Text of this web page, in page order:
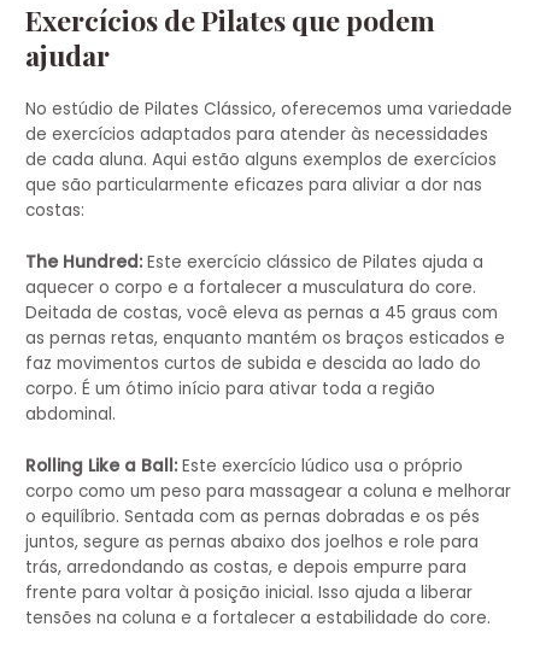
Exercícios de Pilates que podem
ajudar
No estúdio de Pilates Clássico, oferecemos uma variedade
de exercícios adaptados para atender às necessidades
de cada aluna. Aqui estão alguns exemplos de exercícios
que são particularmente eficazes para aliviar a dor nas
costas:
The Hundred: Este exercício clássico de Pilates ajuda a
aquecer o corpo e a fortalecer a musculatura do core.
Deitada de costas, você eleva as pernas a 45 graus com
as pernas retas, enquanto mantém os braços esticados e
faz movimentos curtos de subida e descida ao lado do
corpo. É um ótimo início para ativar toda a região
abdominal.
Rolling Like a Ball: Este exercício lúdico usa o próprio
corpo como um peso para massagear a coluna e melhorar
o equilíbrio. Sentada com as pernas dobradas e os pés
juntos, segure as pernas abaixo dos joelhos e role para
trás, arredondando as costas, e depois empurre para
frente para voltar à posição inicial. Isso ajuda a liberar
tensões na coluna e a fortalecer a estabilidade do core.